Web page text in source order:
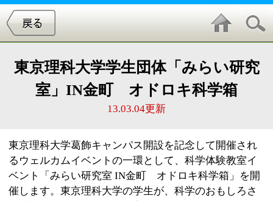
室」IN金町 オドロキ科学箱
東京理科大学葛飾キャンパス開設を記念して開催され
るウェルカムイベントの一環として、科学体験教室イ
や感動を小学生・中学生・高校生に伝えるため、キャ
ンパスを飛び出します。理工系の総合大学で学ぶ学生
たちと楽しく科学を体験してみませんか。